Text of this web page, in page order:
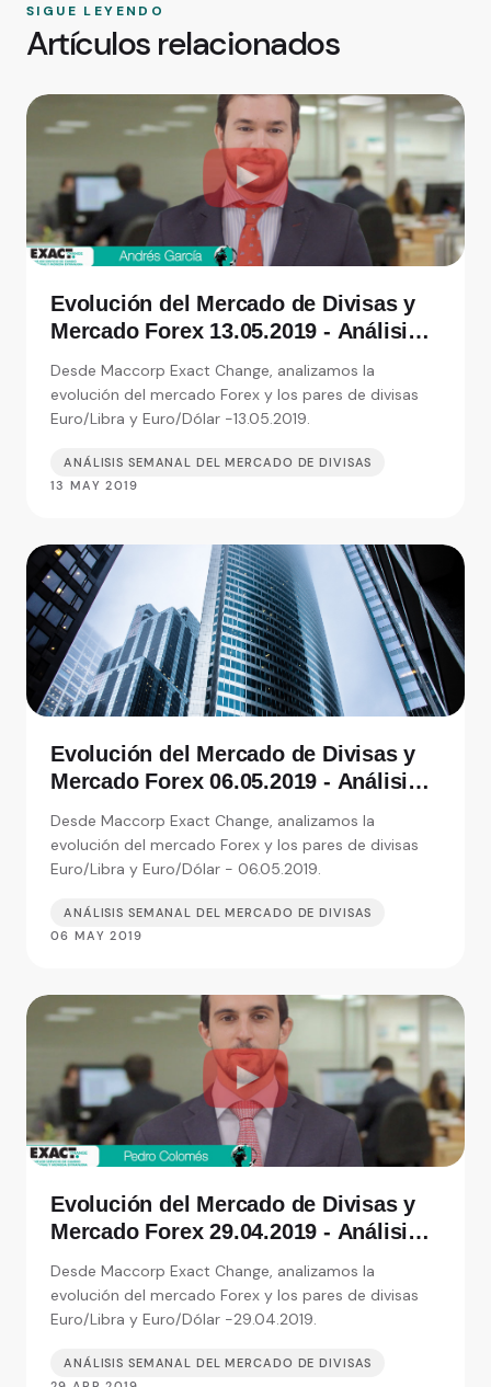
SIGUE LEYENDO
Artículos relacionados
Evolución del Mercado de Divisas y
Mercado Forex 13.05.2019 - Análisis
de moneda
Desde Maccorp Exact Change, analizamos la
evolución del mercado Forex y los pares de divisas
Euro/Libra y Euro/Dólar -13.05.2019.
ANÁLISIS SEMANAL DEL MERCADO DE DIVISAS
13 MAY 2019
Evolución del Mercado de Divisas y
Mercado Forex 06.05.2019 - Análisis
de moneda
Desde Maccorp Exact Change, analizamos la
evolución del mercado Forex y los pares de divisas
Euro/Libra y Euro/Dólar - 06.05.2019.
ANÁLISIS SEMANAL DEL MERCADO DE DIVISAS
06 MAY 2019
Evolución del Mercado de Divisas y
Mercado Forex 29.04.2019 - Análisis
de moneda
Desde Maccorp Exact Change, analizamos la
evolución del mercado Forex y los pares de divisas
Euro/Libra y Euro/Dólar -29.04.2019.
ANÁLISIS SEMANAL DEL MERCADO DE DIVISAS